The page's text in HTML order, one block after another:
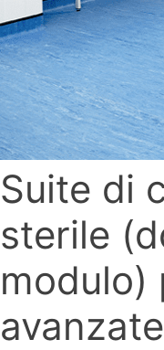
Suite di
sterile
modulo)